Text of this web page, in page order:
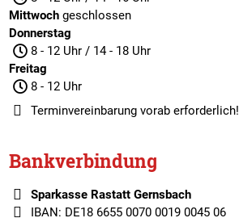
Mittwochgeschlossen
Donnerstag
8 - 12 Uhr / 14 - 18 Uhr
Freitag
8 - 12 Uhr
Terminvereinbarungvorab erforderlich!
Bankverbindung
Sparkasse Rastatt Gernsbach
IBAN: DE18 6655 0070 0019 0045 06